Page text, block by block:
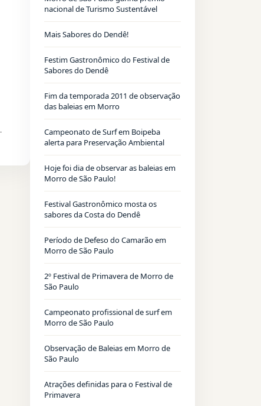
nacional de Turismo Sustentável
Mais Sabores do Dendê!
Festim Gastronômico do Festival de
Sabores do Dendê
Fim da temporada 2011 de observação
das baleias em Morro
Campeonato de Surf em Boipeba
alerta para Preservação Ambiental
Hoje foi dia de observar as baleias em
Morro de São Paulo!
Festival Gastronômico mosta os
sabores da Costa do Dendê
Período de Defeso do Camarão em
Morro de São Paulo
2º Festival de Primavera de Morro de
São Paulo
Campeonato profissional de surf em
Morro de São Paulo
Observação de Baleias em Morro de
São Paulo
Atrações definidas para o Festival de
Primavera